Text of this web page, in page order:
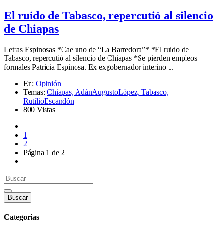
El ruido de Tabasco, repercutió al silencio
de Chiapas
Letras Espinosas *Cae uno de “La Barredora”* *El ruido de
Tabasco, repercutió al silencio de Chiapas *Se pierden empleos
formales Patricia Espinosa. Ex exgobernador interino ...
En: Opinión
Temas: Chiapas, AdánAugustoLópez, Tabasco,
RutilioEscandón
800 Vistas
1
2
Página 1 de 2
Buscar
Categorias